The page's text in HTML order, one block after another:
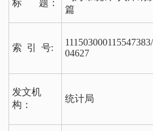
标 题：
篇
索 引 号:
04627
发文机
构：
统计局